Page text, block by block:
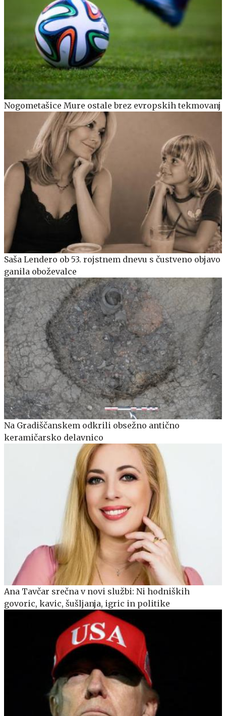
Nogometašice Mure ostale brez evropskih tekmovanj
Saša Lendero ob 53. rojstnem dnevu s čustveno objavo
ganila oboževalce
Na Gradiščanskem odkrili obsežno antično
keramičarsko delavnico
Ana Tavčar srečna v novi službi: Ni hodniških
govoric, kavic, šušljanja, igric in politike